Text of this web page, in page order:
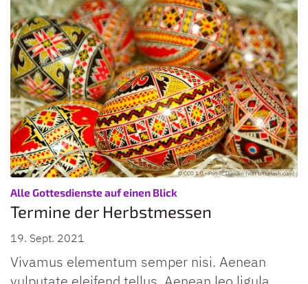
© CC0 1.0 - Public Domain (von unsplash.com)
Alle Gottesdienste auf einen Blick
Termine der Herbstmessen
19. Sept. 2021
Vivamus elementum semper nisi. Aenean